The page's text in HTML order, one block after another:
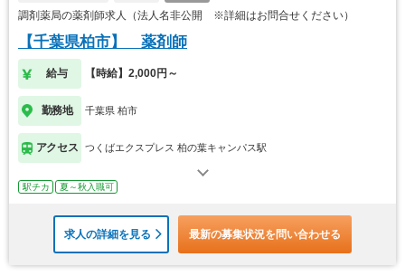
調剤薬局の薬剤師求人（法人名非公開 ※詳細はお問合せください）
【千葉県柏市】 薬剤師
給与 【時給】2,000円～
勤務地 千葉県 柏市
アクセス つくばエクスプレス 柏の葉キャンパス駅
駅チカ 夏～秋入職可
求人の詳細を見る 最新の募集状況を問い合わせる